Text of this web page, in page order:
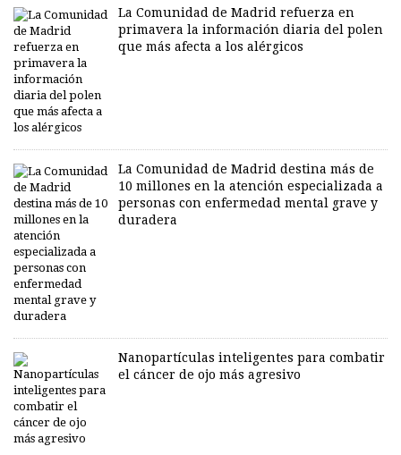
La Comunidad de Madrid refuerza en
primavera la información diaria del polen
que más afecta a los alérgicos
La Comunidad de Madrid destina más de
10 millones en la atención especializada a
personas con enfermedad mental grave y
duradera
Nanopartículas inteligentes para combatir
el cáncer de ojo más agresivo